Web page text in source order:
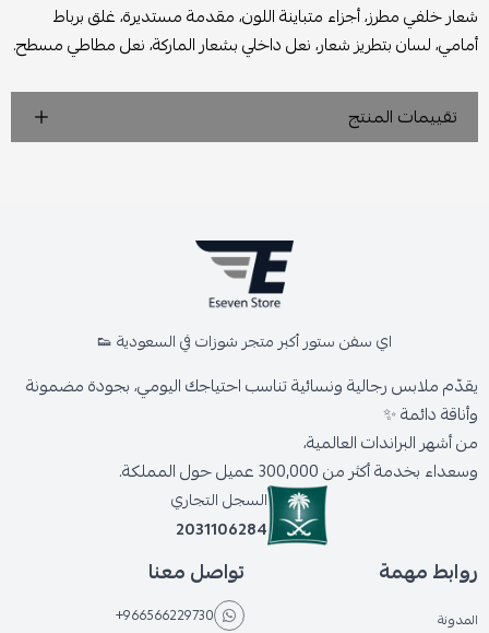
شعار خلفي مطرز، أجزاء متباينة اللون، مقدمة مستديرة، غلق برباط
أمامي، لسان بتطريز شعار، نعل داخلي بشعار الماركة، نعل مطاطي مسطح.
تقييمات المنتج
اي سفن ستور أكبر متجر شوزات في السعودية 👟
يقدّم ملابس رجالية ونسائية تناسب احتياجك اليومي، بجودة مضمونة
وأناقة دائمة ✨
من أشهر البراندات العالمية،
وسعداء بخدمة أكثر من 300,000 عميل حول المملكة.
السجل التجاري
2031106284
روابط مهمة
المدونة
تواصل معنا
+966566229730